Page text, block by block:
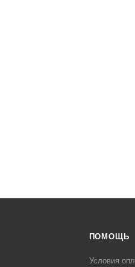
ПОМОЩЬ
Условия